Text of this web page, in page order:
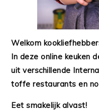
Welkom
In deze online keuken
uit verschillende
toffe restaurants en
Eet smakelijk alvast!